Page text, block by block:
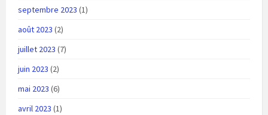
septembre 2023 (1)
août 2023 (2)
juillet 2023 (7)
juin 2023 (2)
mai 2023 (6)
avril 2023 (1)